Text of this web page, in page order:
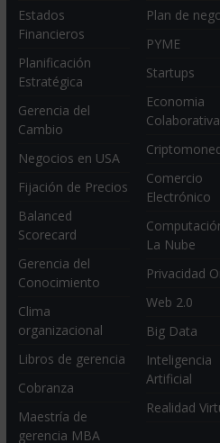
Estados
Financieros
Planificación
Estratégica
Gerencia del
Cambio
Negocios en USA
Fijación de Precios
Balanced
Scorecard
Gerencia del
Conocimiento
Clima
organizacional
Libros de gerencia
Cobranza
Maestría de
gerencia MBA
Plan de
PYME
Startups
Economia
Colaborativa
Comercio
Electrónico
La Nube
Privacidad
Web 2.0
Big Data
Inteligencia
Artificial
Realidad